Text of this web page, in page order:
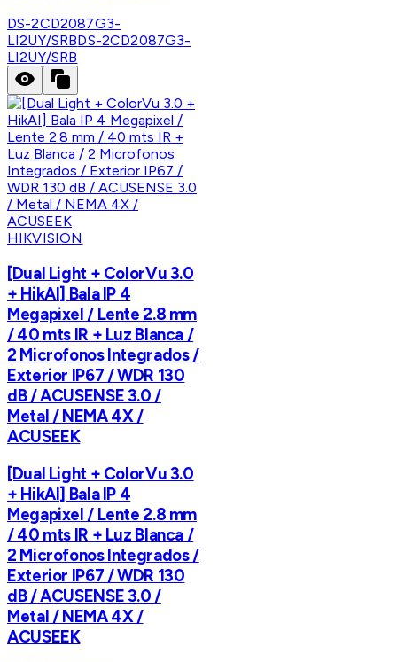
DS-2CD2087G3-
LI2UY/SRBDS-2CD2087G3-
LI2UY/SRB
HIKVISION
[Dual Light + ColorVu 3.0
+ HikAI] Bala IP 4
Megapixel / Lente 2.8 mm
/ 40 mts IR + Luz Blanca /
2 Microfonos Integrados /
Exterior IP67 / WDR 130
dB / ACUSENSE 3.0 /
Metal / NEMA 4X /
ACUSEEK
[Dual Light + ColorVu 3.0
+ HikAI] Bala IP 4
Megapixel / Lente 2.8 mm
/ 40 mts IR + Luz Blanca /
2 Microfonos Integrados /
Exterior IP67 / WDR 130
dB / ACUSENSE 3.0 /
Metal / NEMA 4X /
ACUSEEK